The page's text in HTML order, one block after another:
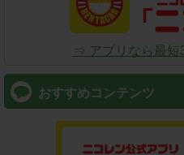
⇒ アプリなら最短
おすすめコンテンツ